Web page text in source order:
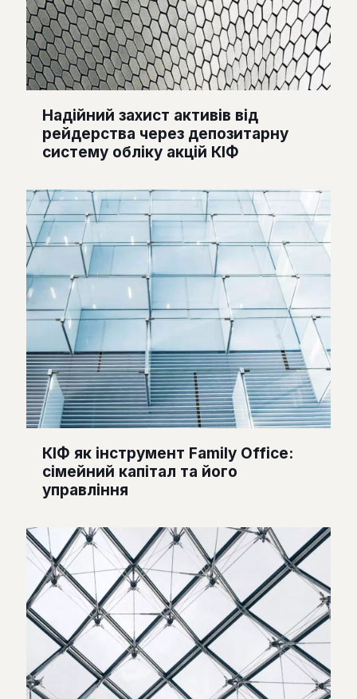
Надійний захист активів від
рейдерства через депозитарну
систему обліку акцій КІФ
КІФ як інструмент Family Office:
сімейний капітал та його
управління